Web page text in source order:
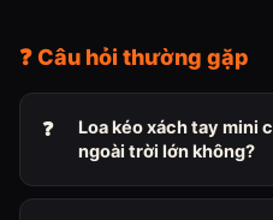
❓ Câu hỏi thường gặp
Loa kéo xách tay mini
ngoài trời lớn không?